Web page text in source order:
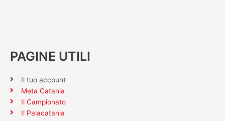
PAGINE UTILI
Il tuo account
Meta Catania
Il Campionato
Il Palacatania